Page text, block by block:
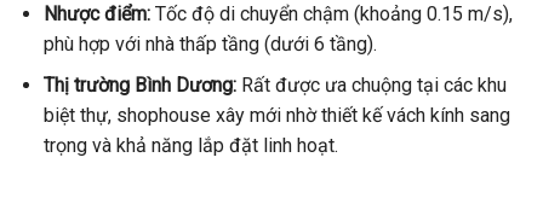
Nhược điểm:Tốc độ di chuyển chậm (khoảng 0.15 m/s),
phù hợp với nhà thấp tầng (dưới 6 tầng).
Thị trường Bình Dương:Rất được ưa chuộng tại các khu
biệt thự, shophouse xây mới nhờ thiết kế vách kính sang
trọng và khả năng lắp đặt linh hoạt.